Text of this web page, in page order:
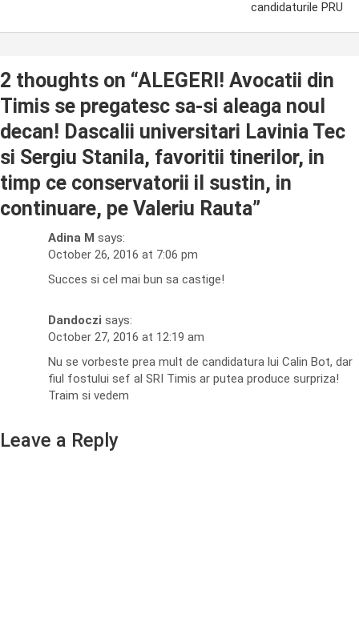
candidaturile PRU
2 thoughts on “ALEGERI! Avocatii din
Timis se pregatesc sa-si aleaga noul
decan! Dascalii universitari Lavinia Tec
si Sergiu Stanila, favoritii tinerilor, in
timp ce conservatorii il sustin, in
continuare, pe Valeriu Rauta”
Adina M says:
October 26, 2016 at 7:06 pm
Succes si cel mai bun sa castige!
Dandoczi says:
October 27, 2016 at 12:19 am
Nu se vorbeste prea mult de candidatura lui Calin Bot, dar
fiul fostului sef al SRI Timis ar putea produce surpriza!
Traim si vedem
Leave a Reply